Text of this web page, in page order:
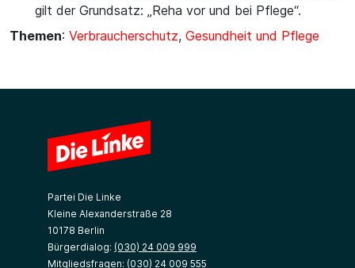
gilt der Grundsatz: „Reha vor und bei Pflege“.
Themen: Verbraucherschutz, Gesundheit und Pflege
Partei Die Linke
Kleine Alexanderstraße 28
10178 Berlin
Bürgerdialog: (030) 24 009 999
Mitgliedsfragen: (030) 24 009 555